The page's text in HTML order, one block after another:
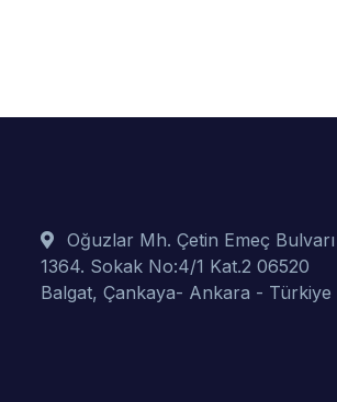
Oğuzlar Mh. Çetin Emeç Bulvarı
1364. Sokak No:4/1 Kat.2 06520
Balgat, Çankaya- Ankara - Türkiye